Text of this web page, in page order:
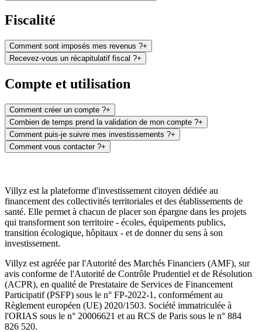
Fiscalité
Comment sont imposés mes revenus ?+
Recevez-vous un récapitulatif fiscal ?+
Compte et utilisation
Comment créer un compte ?+
Combien de temps prend la validation de mon compte ?+
Comment puis-je suivre mes investissements ?+
Comment vous contacter ?+
Villyz est la plateforme d'investissement citoyen dédiée au
financement des collectivités territoriales et des établissements de
santé. Elle permet à chacun de placer son épargne dans les projets
qui transforment son territoire - écoles, équipements publics,
transition écologique, hôpitaux - et de donner du sens à son
investissement.
Villyz est agréée par l'Autorité des Marchés Financiers (AMF), sur
avis conforme de l'Autorité de Contrôle Prudentiel et de Résolution
(ACPR), en qualité de Prestataire de Services de Financement
Participatif (PSFP) sous le n° FP-2022-1, conformément au
Règlement européen (UE) 2020/1503. Société immatriculée à
l'ORIAS sous le n° 20006621 et au RCS de Paris sous le n° 884
826 520.